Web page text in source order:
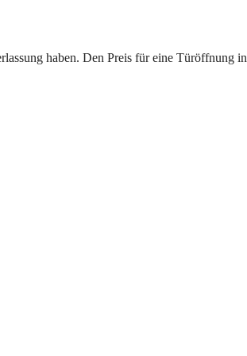
haben. Den Preis für eine Türöffnung in